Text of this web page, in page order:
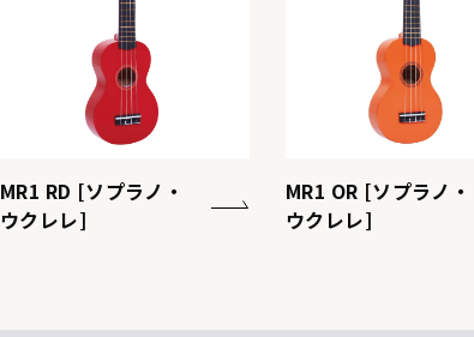
MR1 RD [ソプラノ・
ウクレレ]
MR1 OR [ソプラノ・
ウクレレ]